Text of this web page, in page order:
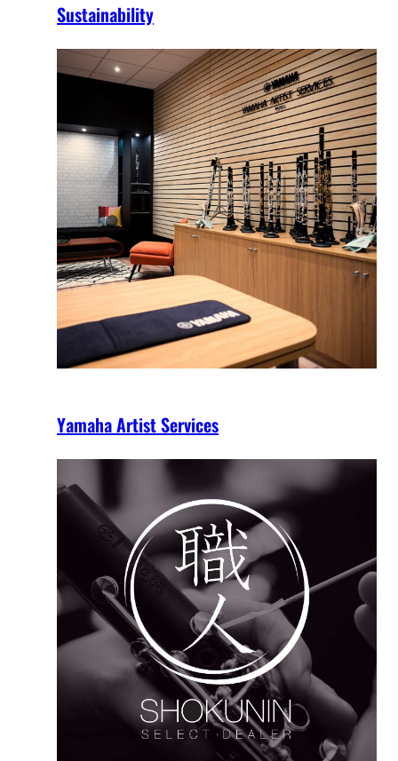
Sustainability
Yamaha Artist Services